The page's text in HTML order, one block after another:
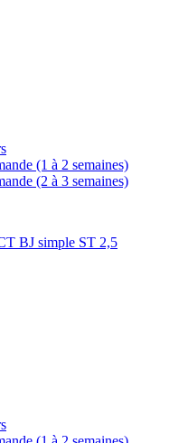
(1 à 2 semaines)
(2 à 3 semaines)